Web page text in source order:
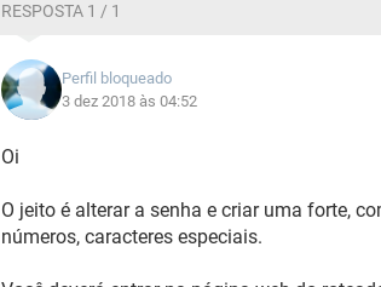
RESPOSTA 1 / 1
Perfil bloqueado
3 dez 2018 às 04:52
Oi
O jeito é alterar a senha e criar uma forte,
números, caracteres especiais.